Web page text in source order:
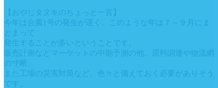
【おやじタヌキのちょっと一言】
今年は台風1号の発生が遅く、このような年は７～９月にま
とまって
発生することが多いということです。
販売計画などマーケットの中期予測の他、原料調達や物流網
の寸断、
また工場の災害対策など、色々と備えておく必要がありそう
です。